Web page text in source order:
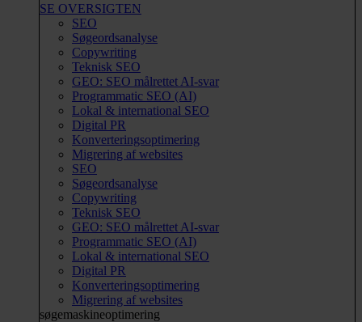
SE OVERSIGTEN
SEO
Søgeordsanalyse
Copywriting
Teknisk SEO
GEO: SEO målrettet AI-svar
Programmatic SEO (AI)
Lokal & international SEO
Digital PR
Konverteringsoptimering
Migrering af websites
SEO
Søgeordsanalyse
Copywriting
Teknisk SEO
GEO: SEO målrettet AI-svar
Programmatic SEO (AI)
Lokal & international SEO
Digital PR
Konverteringsoptimering
Migrering af websites
søgemaskineoptimering